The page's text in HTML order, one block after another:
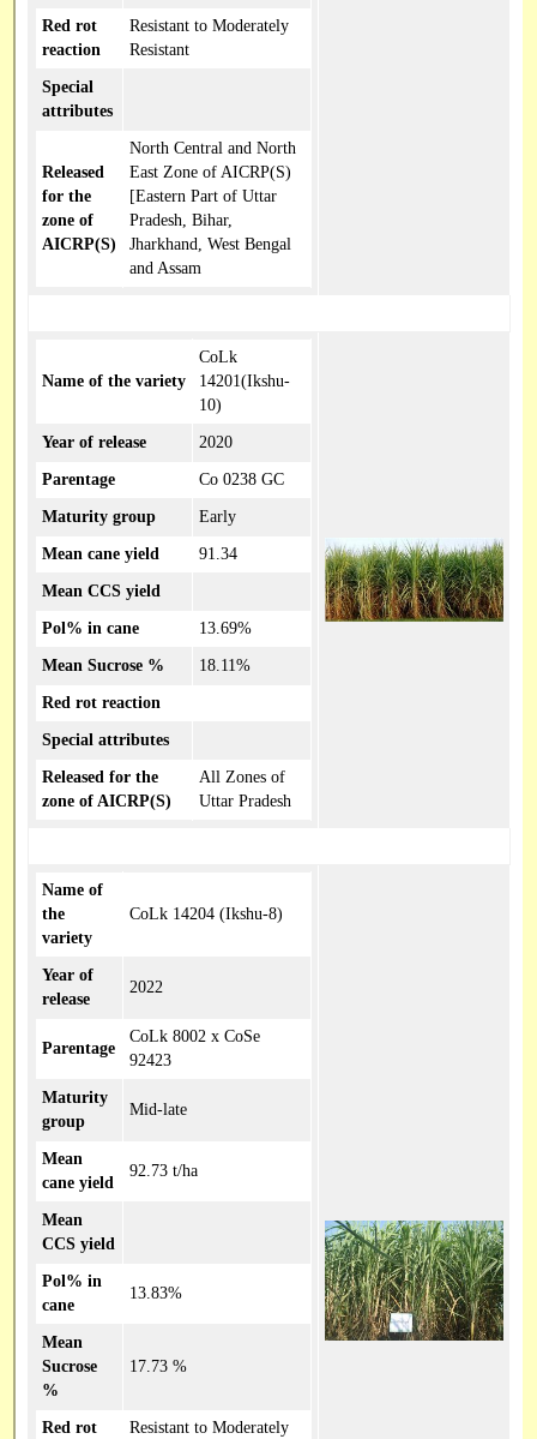
Red rot
reaction
Resistant to Moderately
Resistant
Special
attributes
Released
for the
zone of
AICRP(S)
North Central and North
East Zone of AICRP(S)
[Eastern Part of Uttar
Pradesh, Bihar,
Jharkhand, West Bengal
and Assam
Name of the variety
CoLk
14201(Ikshu-
10)
Year of release 2020
Parentage Co 0238 GC
Maturity group Early
Mean cane yield 91.34
Mean CCS yield
Pol% in cane 13.69%
Mean Sucrose % 18.11%
Red rot reaction
Special attributes
Released for the
zone of AICRP(S)
All Zones of
Uttar Pradesh
Name of
the
variety
CoLk 14204 (Ikshu-8)
Year of
release
2022
Parentage
CoLk 8002 x CoSe
92423
Maturity
group
Mid-late
Mean
cane yield
92.73 t/ha
Mean
CCS yield
Pol% in
cane
13.83%
Mean
Sucrose
%
17.73 %
Red rot
Resistant to Moderately